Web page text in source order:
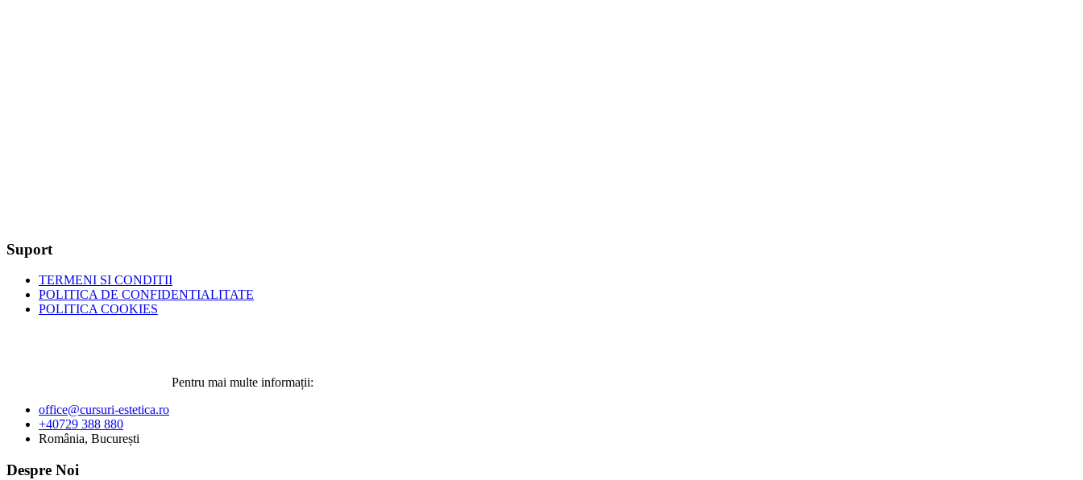
Suport
TERMENI SI CONDITII
POLITICA DE CONFIDENTIALITATE
POLITICA COOKIES
Pentru mai multe informații:
office@cursuri-estetica.ro
+40729 388 880
România, București
Despre Noi